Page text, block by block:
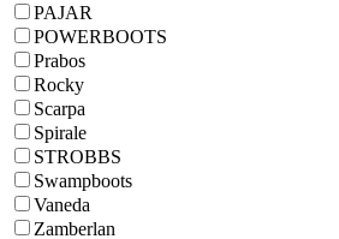
PAJAR
POWERBOOTS
Prabos
Rocky
Scarpa
Spirale
STROBBS
Swampboots
Vaneda
Zamberlan